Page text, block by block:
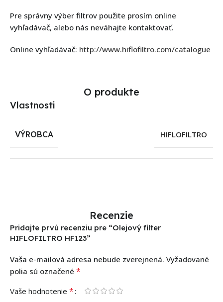
Pre správny výber filtrov použite prosím online
vyhľadávač, alebo nás neváhajte kontaktovať.
Online vyhľadávač: http://www.hiflofiltro.com/catalogue
O produkte
Vlastnosti
VÝROBCA HIFLOFILTRO
Recenzie
Pridajte prvú recenziu pre “Olejový filter
HIFLOFILTRO HF123”
Vaša e-mailová adresa nebude zverejnená. Vyžadované
polia sú označené *
Vaše hodnotenie *